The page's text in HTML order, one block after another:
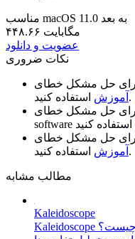
مناسب macOS 11.0 به بعد
۴۴۸.۶۶ مگابایت
عضویت و دانلود
نکات ضروری
آموزش استفاده کنید.
software
آموزش استفاده کنید.
مطالب مشابه
Kaleidoscope
Kaleidoscope چیست؟ Kaleidoscope نرم‌افزاری پیشرفته